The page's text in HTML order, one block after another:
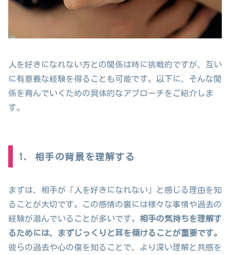
人を好きになれない方との関係は時に挑戦的ですが、互い
に有意義な経験を得ることも可能です。以下に、そんな関
係を育んでいくための具体的なアプローチをご紹介しま
す。
1. 相手の背景を理解する
まずは、相手が「人を好きになれない」と感じる理由を知
ることが大切です。この感情の裏には様々な事情や過去の
経験が潜んでいることが多いです。 相手の気持ちを理解す
るためには、まずじっくりと耳を傾けることが重要です。
彼らの過去や心の傷を知ることで、より深い理解と共感を